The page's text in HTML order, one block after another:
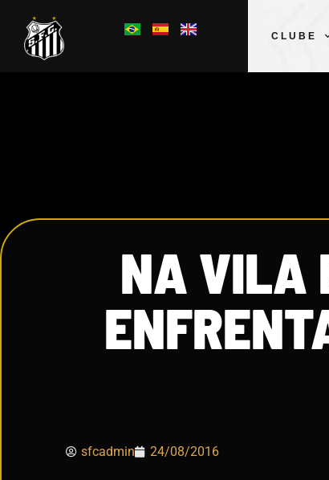
CLUBE
NA VILA
sfcadmin 24/08/2016